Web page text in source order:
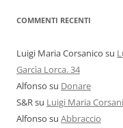
COMMENTI RECENTI
Luigi Maria Corsanico su
Garcìa Lorca. 34
Alfonso su Donare
S&Rsu Luigi Maria
Alfonso su Abbraccio